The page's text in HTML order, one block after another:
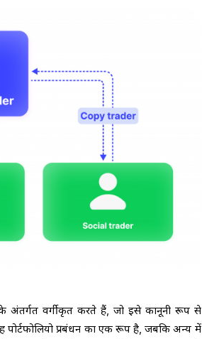
के अंतर्गत वर्गीकृत करते हैं, जो इसे कानूनी रूप से
पोर्टफोलियो प्रबंधन का एक रूप है, जबकि अन्य में